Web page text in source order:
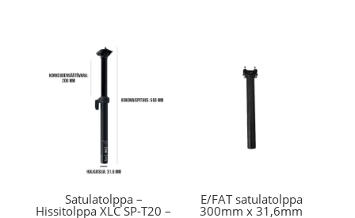
Satulatolppa –
Hissitolppa XLC SP-T20 –
E/FAT satulatolppa
300mm x 31,6mm